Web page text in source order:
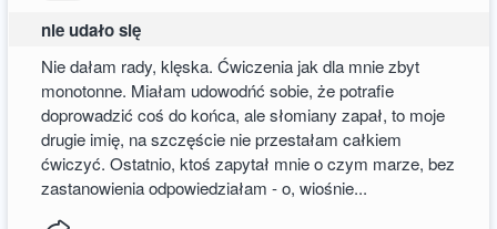
nie udało się
Nie dałam rady, klęska. Ćwiczenia jak dla mnie zbyt
monotonne. Miałam udowodńć sobie, że potrafie
doprowadzić coś do końca, ale słomiany zapał, to moje
drugie imię, na szczęście nie przestałam całkiem
ćwiczyć. Ostatnio, ktoś zapytał mnie o czym marze, bez
zastanowienia odpowiedziałam - o, wiośnie...